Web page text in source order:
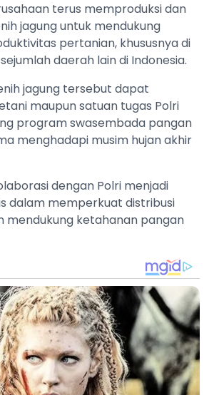
terus memproduksi dan
jagung untuk mendukung
pertanian, khususnya di
daerah lain di Indonesia.
jagung tersebut dapat
maupun satuan tugas Polri
program swasembada pangan
menghadapi musim hujan akhir
dengan Polri menjadi
dalam memperkuat distribusi
mendukung ketahanan pangan